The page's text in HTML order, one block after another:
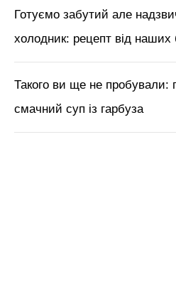
Готуємо забутий але
холодник: рецепт від наших
Такого ви ще не пробували:
смачний суп із гарбуза